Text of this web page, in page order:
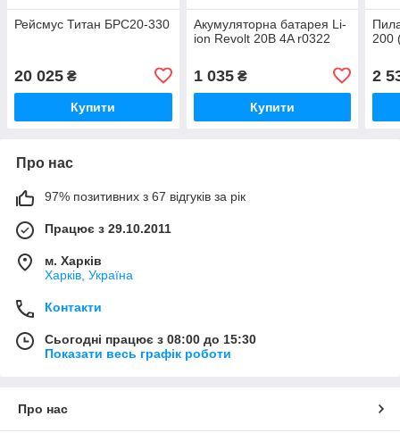
Рейсмус Титан БРС20-330
20 025 ₴
Купити
Акумуляторна батарея Li-
ion Revolt 20В 4A r0322
1 035₴
Купити
200
2
Про нас
97% позитивних з 67 відгуків за рік
Працює з 29.10.2011
м. Харків
Харків, Україна
Контакти
Сьогодні працює з 08:00 до 15:30
Показати весь графік роботи
Про нас